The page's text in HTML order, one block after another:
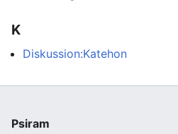
K
Diskussion:Katehon
Psiram